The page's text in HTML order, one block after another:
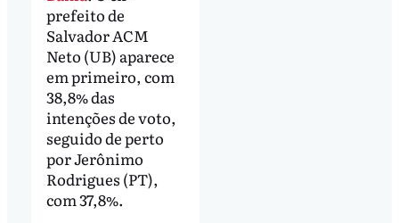
prefeito de
Salvador ACM
Neto (UB) aparece
em primeiro, com
38,8% das
intenções de voto,
seguido de perto
por Jerônimo
Rodrigues (PT),
com 37,8%.